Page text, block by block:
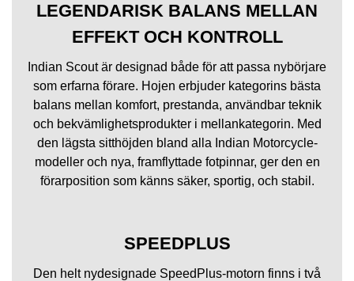
LEGENDARISK BALANS MELLAN
EFFEKT OCH KONTROLL
Indian Scout är designad både för att passa nybörjare
som erfarna förare. Hojen erbjuder kategorins bästa
balans mellan komfort, prestanda, användbar teknik
och bekvämlighetsprodukter i mellankategorin. Med
den lägsta sitthöjden bland alla Indian Motorcycle-
modeller och nya, framflyttade fotpinnar, ger den en
förarposition som känns säker, sportig, och stabil.
SPEEDPLUS
Den helt nydesignade SpeedPlus-motorn finns i två